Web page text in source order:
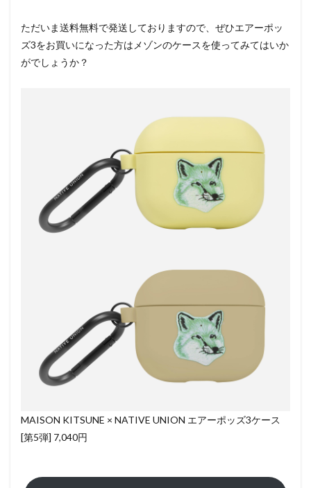
ただいま送料無料で発送しておりますので、ぜひエアーポッ
ズ3をお買いになった方はメゾンのケースを使ってみてはいか
がでしょうか？
MAISON KITSUNE × NATIVE UNION エアーポッズ3ケース
[第5弾] 7,040円